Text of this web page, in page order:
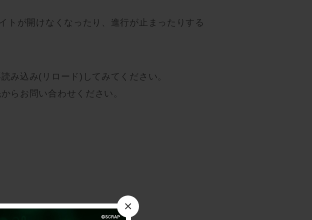
×
が開けなくなったり、進行が止まったりする
み込み(リロード)してみてください。
らお問い合わせください。